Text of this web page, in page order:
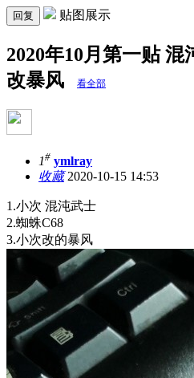
回复 贴图展示
2020年10月第一贴 混
改暴风
看全部
1# ymlray
收藏2020-10-15 14:53
1.小次 混沌武士
2.蜘蛛C68
3.小次改的暴风